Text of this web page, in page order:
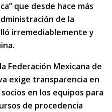
que desde hace más
de la
irremediablemente y
Federación Mexicana de
exige transparencia en
en los equipos para
de procedencia